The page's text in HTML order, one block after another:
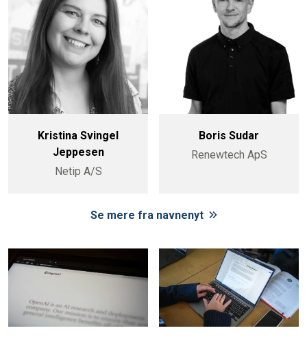
Kristina Svingel
Jeppesen
Netip A/S
Boris Sudar
Renewtech ApS
Se mere fra navnenyt